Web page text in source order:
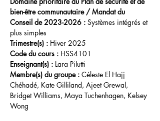
bien-être communautaire / Mandat du
Conseil de 2023-2026 : Systèmes intégrés et
plus simples
Trimestre(s) : Hiver 2025
Code du cours : HSS4101
Enseignant(s) : Lara Pilutti
Membre(s) du groupe : Céleste El Hajj
Chéhadé, Kate Gilliland, Ajeet Grewal,
Bridget Williams, Maya Tuchenhagen, Kelsey
Wong